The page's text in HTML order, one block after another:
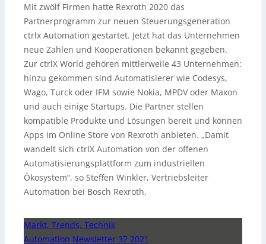
Mit zwölf Firmen hatte Rexroth 2020 das
Partnerprogramm zur neuen Steuerungsgeneration
ctrlx Automation gestartet. Jetzt hat das Unternehmen
neue Zahlen und Kooperationen bekannt gegeben.
Zur ctrlX World gehören mittlerweile 43 Unternehmen:
hinzu gekommen sind Automatisierer wie Codesys,
Wago, Turck oder IFM sowie Nokia, MPDV oder Maxon
und auch einige Startups. Die Partner stellen
kompatible Produkte und Lösungen bereit und können
Apps im Online Store von Rexroth anbieten. „Damit
wandelt sich ctrlX Automation von der offenen
Automatisierungsplattform zum industriellen
Ökosystem“, so Steffen Winkler, Vertriebsleiter
Automation bei Bosch Rexroth.
Markt, Trends, Technik
Automation Newsletter 37 2021